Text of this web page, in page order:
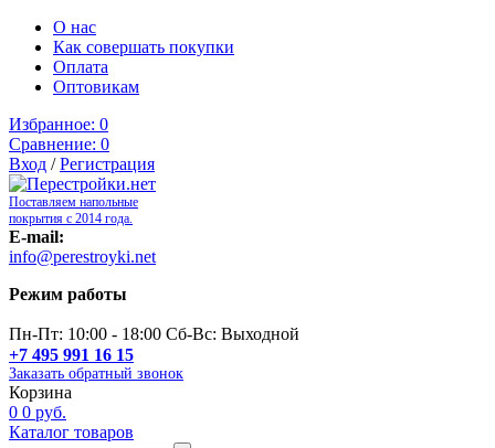
О нас
Как совершать покупки
Оплата
Оптовикам
Избранное: 0
Сравнение: 0
Вход /Регистрация
Поставляем напольные
покрытия с 2014 года.
E-mail:
info@perestroyki.net
Режим работы
Пн-Пт: 10:00 - 18:00 Сб-Вс: Выходной
+7 495 991 16 15
Заказать обратный звонок
Корзина
0 0 руб.
Каталог товаров